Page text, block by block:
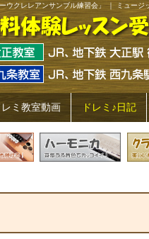
ウクレレアンサンブル練習会」 ｜ ミュージ
レミ教室動画 ドレミ♪日記